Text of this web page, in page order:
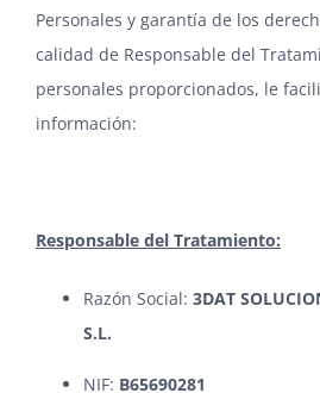
Personales y garantía de los
calidad de Responsable del
personales proporcionados, le
información:
Responsable del Tratamiento:
Razón Social: 3DAT
S.L.
NIF: B65690281